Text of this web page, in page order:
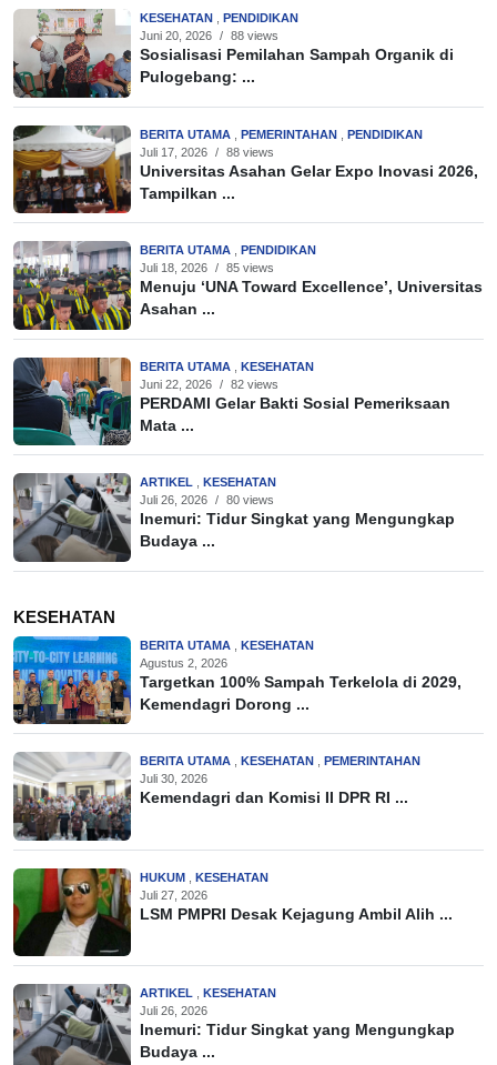
KESEHATAN
PENDIDIKAN
Juni 20, 2026 / 88 views
Sosialisasi Pemilahan Sampah Organik di
Pulogebang: ...
BERITA UTAMA PEMERINTAHAN
PENDIDIKAN
Juli 17, 2026 / 88 views
Universitas Asahan Gelar Expo Inovasi 2026,
Tampilkan ...
BERITA UTAMA
PENDIDIKAN
Juli 18, 2026 / 85 views
Menuju ‘UNA Toward Excellence’, Universitas
Asahan ...
BERITA UTAMA
KESEHATAN
Juni 22, 2026 / 82 views
PERDAMI Gelar Bakti Sosial Pemeriksaan
Mata ...
ARTIKEL
KESEHATAN
Juli 26, 2026 / 80 views
Inemuri: Tidur Singkat yang Mengungkap
Budaya ...
KESEHATAN
BERITA UTAMA
KESEHATAN
Agustus 2, 2026
Targetkan 100% Sampah Terkelola di 2029,
Kemendagri Dorong ...
BERITA UTAMA KESEHATAN
PEMERINTAHAN
Juli 30, 2026
Kemendagri dan Komisi II DPR RI ...
HUKUM
KESEHATAN
Juli 27, 2026
LSM PMPRI Desak Kejagung Ambil Alih ...
ARTIKEL
KESEHATAN
Juli 26, 2026
Inemuri: Tidur Singkat yang Mengungkap
Budaya ...